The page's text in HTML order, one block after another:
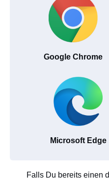
Google Chrome
Microsoft Edge
Falls Du bereits einen